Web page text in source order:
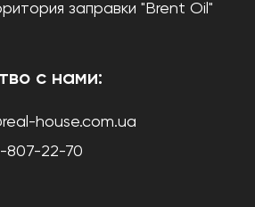
заправки "Brent Oil"
с нами:
house.com.ua
807-22-70